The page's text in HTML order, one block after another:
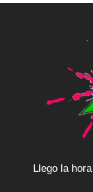
Llego la